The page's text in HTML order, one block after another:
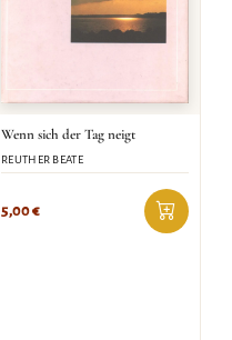
Wenn sich der Tag neigt
REUTHER BEATE
5,00€